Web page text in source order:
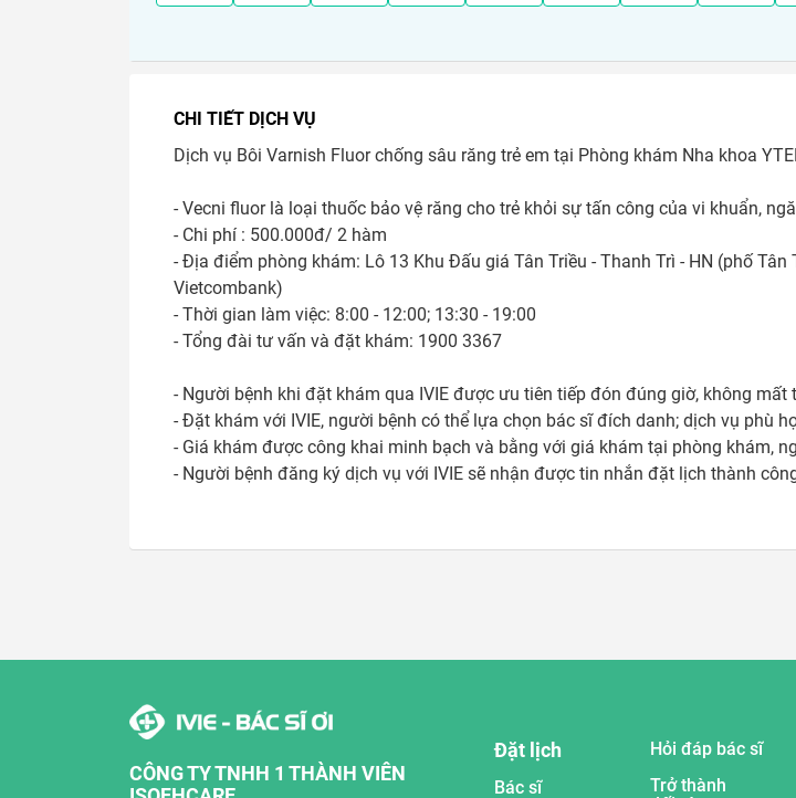
CHI TIẾT DỊCH VỤ
Dịch vụ Bôi Varnish Fluor chống sâu răng trẻ em tại Phòng khám Nha khoa
- Vecni fluor là loại thuốc bảo vệ răng cho trẻ khỏi sự tấn công của vi khuẩn,
- Chi phí : 500.000đ/ 2 hàm
- Địa điểm phòng khám: Lô 13 Khu Đấu giá Tân Triều - Thanh Trì - HN (phố
Vietcombank)
- Thời gian làm việc: 8:00 - 12:00; 13:30 - 19:00
- Tổng đài tư vấn và đặt khám: 1900 3367
- Người bệnh khi đặt khám qua IVIE được ưu tiên tiếp đón đúng giờ, không mất
- Đặt khám với IVIE, người bệnh có thể lựa chọn bác sĩ đích danh; dịch vụ phù
- Giá khám được công khai minh bạch và bằng với giá khám tại phòng khám,
CÔNG TY TNHH 1 THÀNH VIÊN
Đặt lịch
Bác sĩ
Hỏi đáp bác sĩ
Trở thành